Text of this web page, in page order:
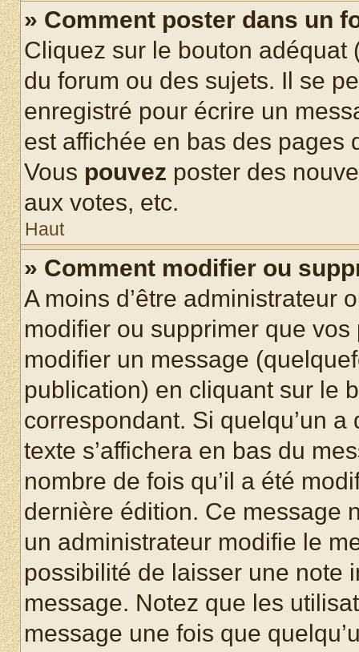
» Comment poster dans un
Cliquez sur le bouton
du forum ou des sujets. Il se
enregistré pour écrire un
est affichée en bas des pages
Vous pouvez poster des
aux votes, etc.
Haut
» Comment modifier ou
A moins d’être administrateur
modifier ou supprimer que
modifier un message
publication) en cliquant sur le
correspondant. Si quelqu’un
texte s’affichera en bas du
nombre de fois qu’il a été
dernière édition. Ce message
un administrateur modifie le
possibilité de laisser une note
message. Notez que les
message une fois que